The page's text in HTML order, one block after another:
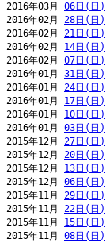
2016年03月 06日(日)
2016年02月 28日(日)
2016年02月 21日(日)
2016年02月 14日(日)
2016年02月 07日(日)
2016年01月 31日(日)
2016年01月 24日(日)
2016年01月 17日(日)
2016年01月 10日(日)
2016年01月 03日(日)
2015年12月 27日(日)
2015年12月 20日(日)
2015年12月 13日(日)
2015年12月 06日(日)
2015年11月 29日(日)
2015年11月 22日(日)
2015年11月 15日(日)
2015年11月 08日(日)